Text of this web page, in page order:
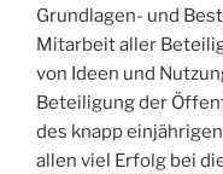
Grundlagen- und
Mitarbeit aller
von Ideen und
Beteiligung der
des knapp
allen viel Erfolg bei